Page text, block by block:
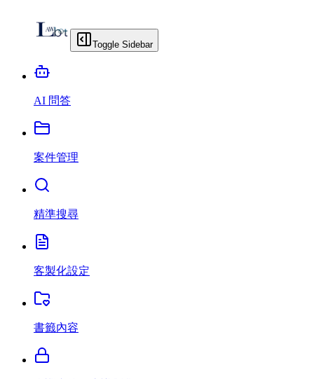
Toggle Sidebar
AI 問答
案件管理
精準搜尋
客製化設定
書籤內容